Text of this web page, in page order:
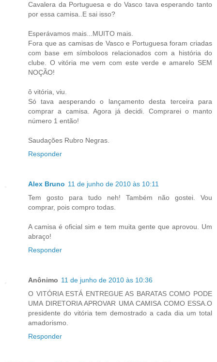
Cavalera da Portuguesa e do Vasco tava esperando tanto
por essa camisa..E sai isso?
Esperávamos mais...MUITO mais.
Fora que as camisas de Vasco e Portuguesa foram criadas
com base em símboloos relacionados com a história do
clube. O vitória me vem com este verde e amarelo SEM
NOÇÃO!
ô vitória, viu.
Só tava aesperando o lançamento desta terceira para
comprar a camisa. Agora já decidi. Comprarei o manto
número 1 então!
Saudações Rubro Negras.
Responder
Alex Bruno 11 de junho de 2010 às 10:11
Tem gosto para tudo neh! Também não gostei. Vou
comprar, pois compro todas.
A camisa é oficial sim e tem muita gente que aprovou. Um
abraço!
Responder
Anônimo 11 de junho de 2010 às 10:36
O VITÓRIA ESTÁ ENTREGUE AS BARATAS COMO PODE
UMA DIRETORIA APROVAR UMA CAMISA COMO ESSA.O
presidente do vitória tem demostrado a cada dia um total
amadorismo.
Responder